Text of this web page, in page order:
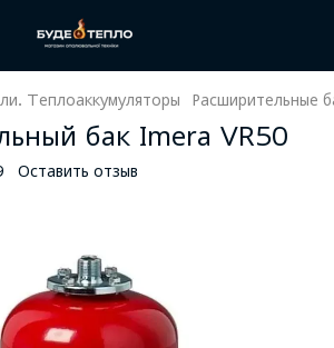
Теплоаккумуляторы Расширительные
бак Imera VR50
Оставить отзыв